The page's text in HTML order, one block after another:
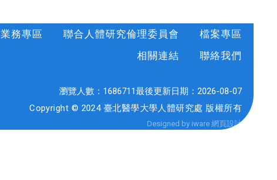
業務專區 聯合人體研究倫理委員會
檔案專區
相關連結
聯絡我們
瀏覽人數： 1686711最後更新日期： 2026-08-07
Copyright © 2024 臺北醫學大學人體研究處 版權所有
Designed by iware 網頁設計